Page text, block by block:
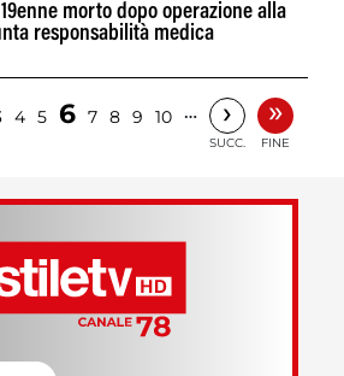
morto dopo operazione alla
responsabilità medica
4 5 6 7 8 9 10 … ›
SUCC.
»
FINE